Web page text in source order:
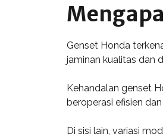
Genset Honda
jaminan kualitas dan
Kehandalan genset
beroperasi efisien
Di sisi lain, variasi